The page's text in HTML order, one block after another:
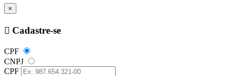
×
Cadastre-se
CPF
CNPJ
CPF